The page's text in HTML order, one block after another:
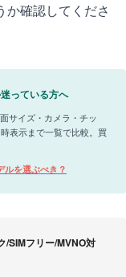
か確認してくださ
っている方へ
サイズ・カメラ・チッ
表示まで一覧で比較。買
を選ぶべき？
/SIMフリー/MVNO対